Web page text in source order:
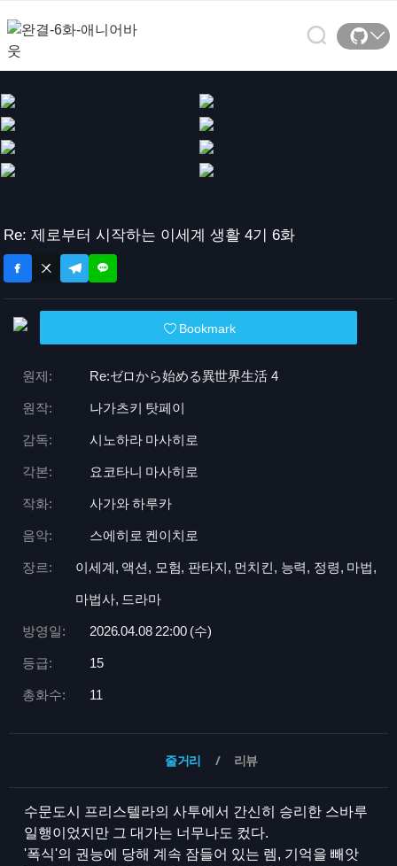
Re: 제로부터 시작하는 이세계 생활 4기 6화
Bookmark
원제: Re:ゼロから始める異世界生活 4
원작: 나가츠키 탓페이
감독: 시노하라 마사히로
각본: 요코타니 마사히로
작화: 사가와 하루카
음악: 스에히로 켄이치로
장르: 이세계, 액션, 모험, 판타지, 먼치킨, 능력, 정령, 마법,
마법사, 드라마
방영일: 2026.04.08 22:00 (수)
등급: 15
총화수: 11
줄거리 리뷰
수문도시 프리스텔라의 사투에서 간신히 승리한 스바루
일행이었지만 그 대가는 너무나도 컸다.
'폭식'의 권능에 당해 계속 잠들어 있는 렘, 기억을 빼앗